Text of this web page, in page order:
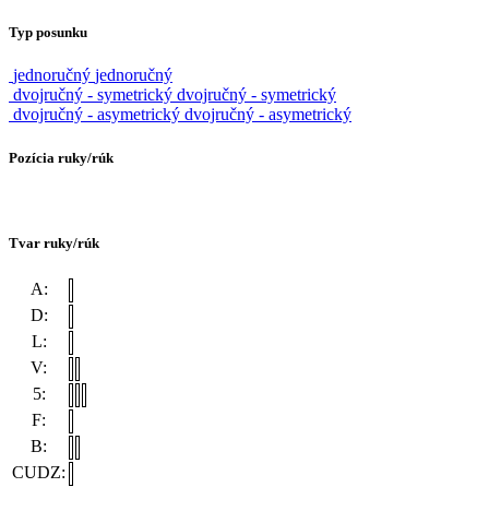
Typ posunku
jednoručný jednoručný
dvojručný - symetrický dvojručný - symetrický
dvojručný - asymetrický dvojručný - asymetrický
Pozícia ruky/rúk
Tvar ruky/rúk
A:
D:
L:
V:
5:
F:
B:
CUDZ: